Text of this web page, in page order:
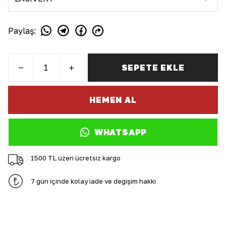
Paylaş:
SEPETE EKLE
HEMEN AL
WHATSAPP
1500 TL üzeri ücretsiz kargo
7 gün içinde kolay iade ve değişim hakkı